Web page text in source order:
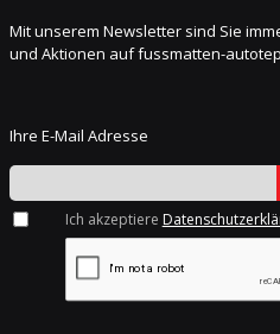
Mit unserem Newsletter sind Sie
und Aktionen auf fussmatten-
Ihre E-Mail Adresse
Ich akzeptiere